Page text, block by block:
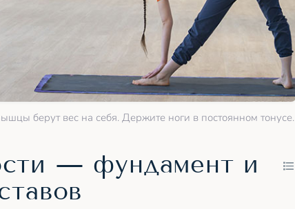
берут вес на себя. Держите ноги в постоянном тонусе.
— фундамент и